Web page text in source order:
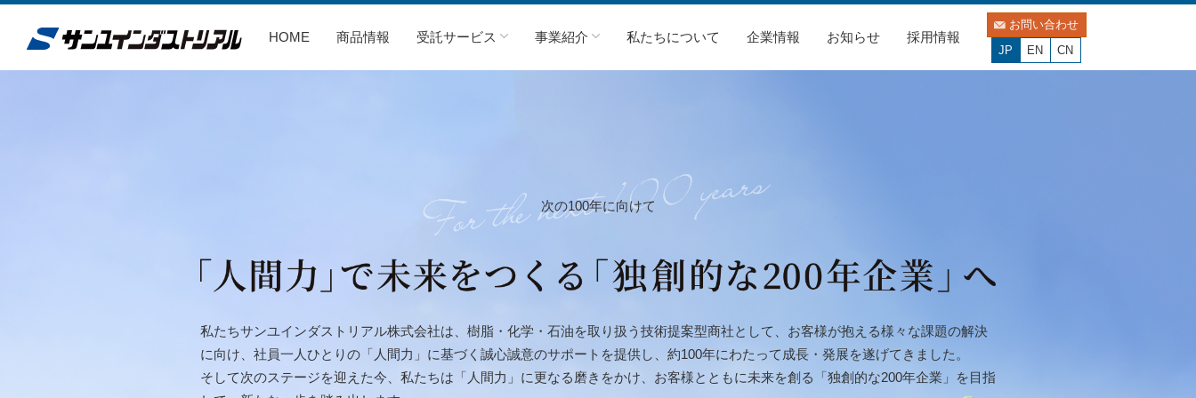
HOME (current)
商品情報 受託サービス 事業紹介 私たちについて 企業情報 お知らせ 採用情報
お問い合わせ
JP
EN CN
次の100年に向けて
私たちサンユインダストリアル株式会社は、樹脂・化学・石油を取り扱う技術提案型商社として、お客様が抱える様々な課題の解決
に向け、社員一人ひとりの「人間力」に基づく誠心誠意のサポートを提供し、約100年にわたって成長・発展を遂げてきました。
そして次のステージを迎えた今、私たちは「人間力」に更なる磨きをかけ、お客様とともに未来を創る「独創的な200年企業」を目指